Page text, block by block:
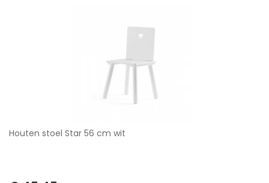
Houten stoel Star 56 cm wit